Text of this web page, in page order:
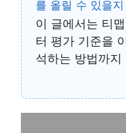
를 올릴 수 있을
이 글에서는 티
터 평가 기준을
석하는 방법까